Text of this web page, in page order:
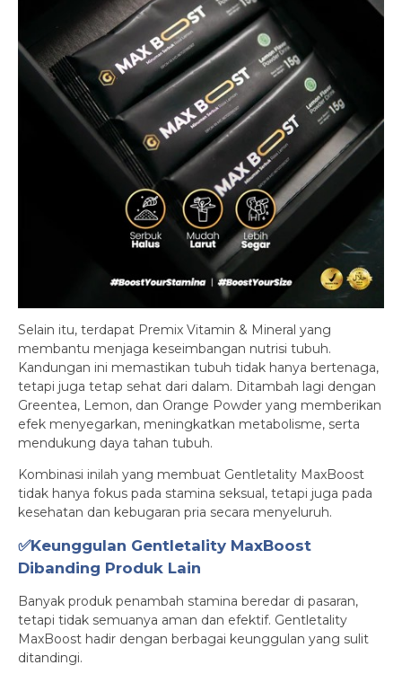
Selain itu, terdapat Premix Vitamin & Mineral yang
membantu menjaga keseimbangan nutrisi tubuh.
Kandungan ini memastikan tubuh tidak hanya bertenaga,
tetapi juga tetap sehat dari dalam. Ditambah lagi dengan
Greentea, Lemon, dan Orange Powder yang memberikan
efek menyegarkan, meningkatkan metabolisme, serta
mendukung daya tahan tubuh.
Kombinasi inilah yang membuat Gentletality MaxBoost
tidak hanya fokus pada stamina seksual, tetapi juga pada
kesehatan dan kebugaran pria secara menyeluruh.
✅Keunggulan Gentletality MaxBoost
Dibanding Produk Lain
Banyak produk penambah stamina beredar di pasaran,
tetapi tidak semuanya aman dan efektif. Gentletality
MaxBoost hadir dengan berbagai keunggulan yang sulit
ditandingi.